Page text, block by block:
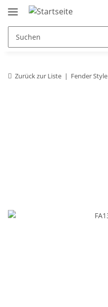
Zurück zur Liste Fender Style